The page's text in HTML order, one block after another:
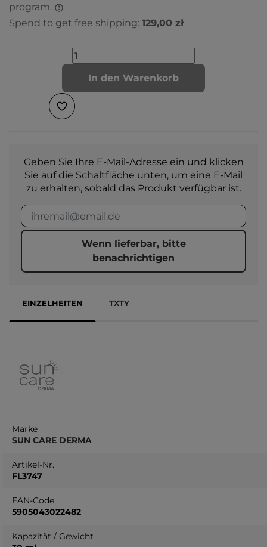
program.
Spend to get free shipping: 129,00 zł
In den Warenkorb
Geben Sie Ihre E-Mail-Adresse ein und klicken
Sie auf die Schaltfläche unten, um eine E-Mail
zu erhalten, sobald das Produkt verfügbar ist.
Wenn lieferbar, bitte
benachrichtigen
EINZELHEITEN TXTY
Marke
SUN CARE DERMA
Artikel-Nr.
FL3747
EAN-Code
5905043022482
Kapazität / Gewicht